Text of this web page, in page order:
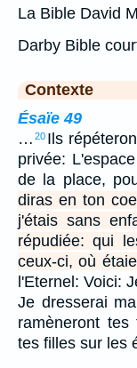
La Bible David
Darby Bible
Contexte
Ésaïe 49
… 20 Ils
privée:
de la place,
diras en ton
j'étais sans
répudiée: qui
ceux-ci, où
l'Eternel: Voici:
Je dresserai
ramèneront
tes filles sur les